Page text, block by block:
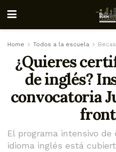
Home Todos a la escuela
¿Quieres
de inglés?
convocatoria
El programa intensivo
idioma inglés está